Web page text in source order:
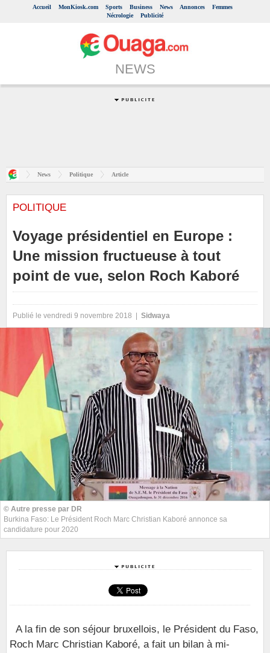
Accueil MonKiosk.com Sports Business News Annonces
Femmes
Nécrologie
Publicité
NEWS
News Politique Article
POLITIQUE
Voyage présidentiel en Europe :
Une mission fructueuse à tout
point de vue, selon Roch Kaboré
Publié le vendredi 9 novembre 2018 | Sidwaya
© Autre presse par DR
Burkina Faso: Le Président Roch Marc Christian Kaboré annonce sa
candidature pour 2020
A la fin de son séjour bruxellois, le Président du Faso,
Roch Marc Christian Kaboré, a fait un bilan à mi-